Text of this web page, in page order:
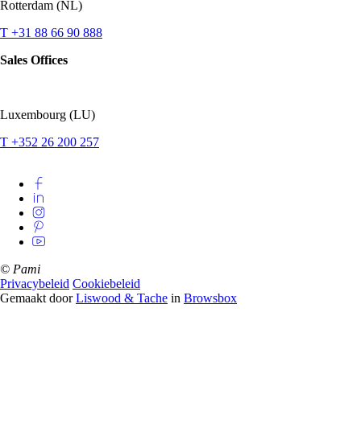
Rotterdam (NL)
T +31 88 66 90 888
Sales Offices
Luxembourg (LU)
T +352 26 200 257
© Pami
Privacybeleid Cookiebeleid
Gemaakt doorLiswood & Tache in Browsbox